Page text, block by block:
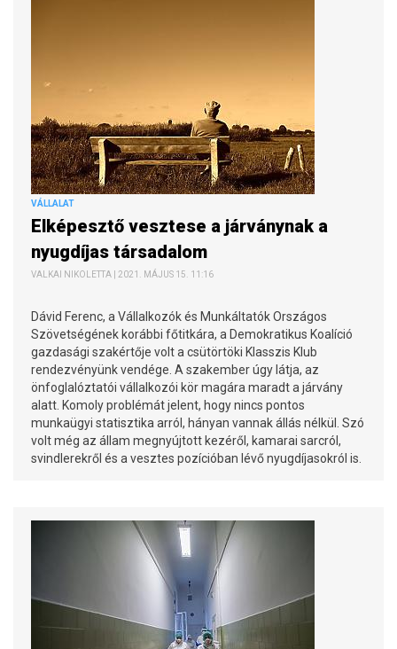
VÁLLALAT
Elképesztő vesztese a járványnak a
nyugdíjas társadalom
VALKAI NIKOLETTA | 2021. MÁJUS 15. 11:16
Dávid Ferenc, a Vállalkozók és Munkáltatók Országos
Szövetségének korábbi főtitkára, a Demokratikus Koalíció
gazdasági szakértője volt a csütörtöki Klasszis Klub
rendezvényünk vendége. A szakember úgy látja, az
önfoglalóztatói vállalkozói kör magára maradt a járvány
alatt. Komoly problémát jelent, hogy nincs pontos
munkaügyi statisztika arról, hányan vannak állás nélkül. Szó
volt még az állam megnyújtott kezéről, kamarai sarcról,
svindlerekről és a vesztes pozícióban lévő nyugdíjasokról is.